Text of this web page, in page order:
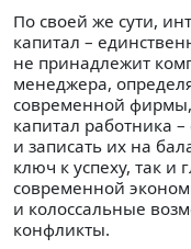
По своей же сути,
капитал –
не принадлежит
менеджера,
современной фирмы,
капитал работника
и записать их на
ключ к успеху, так и
современной
и колоссальные
конфликты.